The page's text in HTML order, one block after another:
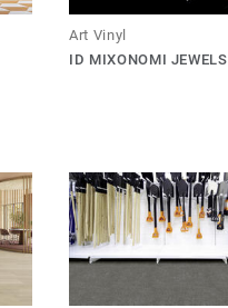
Art Vinyl
ID MIXONOMI JEWELS